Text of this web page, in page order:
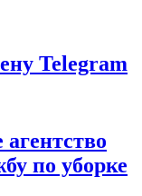
Telegram
по уборке